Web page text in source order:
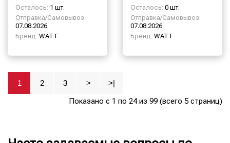
Осталось: 1 шт.
Отправка/Самовывоз:
07.08.2026
Бренд: WATT
Осталось: 0 шт.
Отправка/Самовывоз:
07.08.2026
Бренд: WATT
1 2 3 > >|
Показано с 1 по 24 из 99 (всего 5 страниц)